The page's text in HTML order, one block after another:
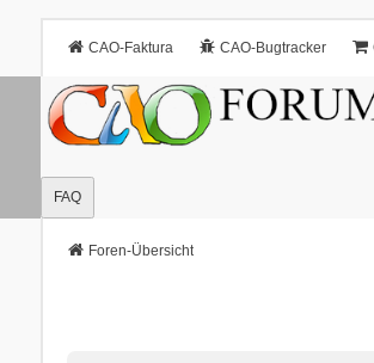
CAO-Faktura CAO-Bugtracker
FAQ
Foren-Übersicht